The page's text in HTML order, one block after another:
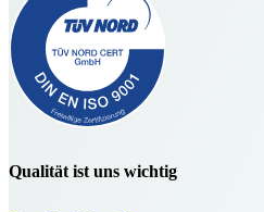
Qualität ist uns wichtig